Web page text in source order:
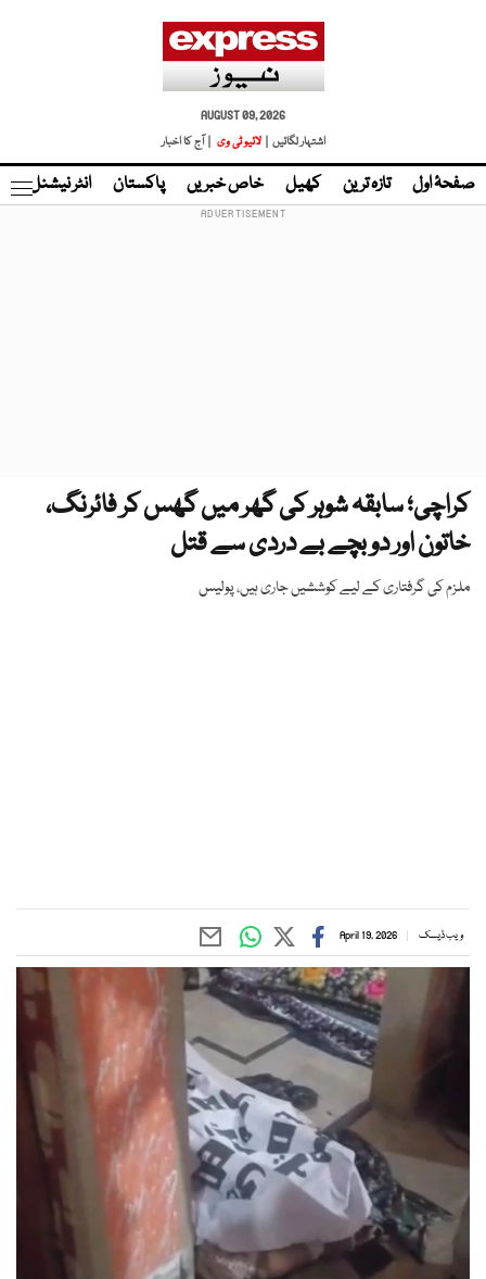
AUGUST 09, 2026
اشتہار لگائیں |
لائیو ٹی وی | آج کا اخبار
صفحۂ اول تازہ ترین کھیل خاص خبریں پاکستان انٹر نیشنل
کراچی؛ سابقہ شوہر کی گھر میں گھس کر فائرنگ،
خاتون اور دو بچے بے دردی سے قتل
ملزم کی گرفتاری کے لیے کوششیں جاری ہیں، پولیس
ویب ڈیسک April 19, 2026